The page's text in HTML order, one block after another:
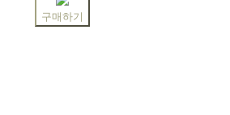
구매하기